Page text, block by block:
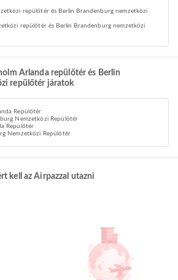
repülőtér és Berlin Brandenburg nemzetközi
repülőtér és Berlin Brandenburg nemzetközi
Arlanda repülőtér és Berlin
repülőtér járatok
Repülőtér
Nemzetközi Repülőtér
Repülőtér
Nemzetközi Repülőtér
kell az Airpazzal utazni